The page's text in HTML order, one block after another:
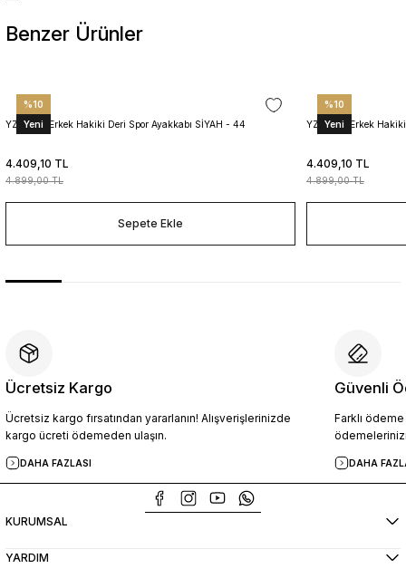
Benzer Ürünler
%10
Yeni
YZN1023 Erkek Hakiki Deri Spor Ayakkabı SİYAH - 44
4.409,10 TL
4.899,00 TL
Sepete Ekle
%10
Yeni
YZN1023 Erkek
4.409,10 TL
4.899,00 TL
Ücretsiz Kargo
Ücretsiz kargo fırsatından yararlanın! Alışverişlerinizde
kargo ücreti ödemeden ulaşın.
DAHA FAZLASI
Güvenli
Farklı
DAHA
KURUMSAL
YARDIM